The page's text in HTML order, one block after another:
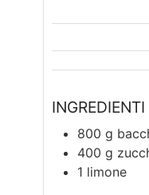
INGREDIENTI
800 g
400 g
1 limone